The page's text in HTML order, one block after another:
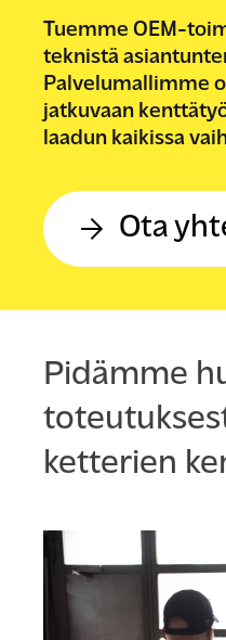
Tuemme OEM-
teknistä
Palvelumallimme
jatkuvaan
laadun kaikissa
Ota
Pidämme
ketterien